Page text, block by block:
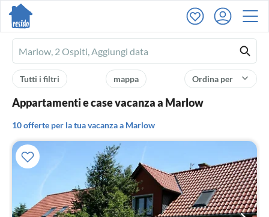
Ferienhausmiete
logo
Ordina per
mappa
Tutti i filtri
Appartamenti e case vacanza a Marlow
10 offerte per la tua vacanza a Marlow